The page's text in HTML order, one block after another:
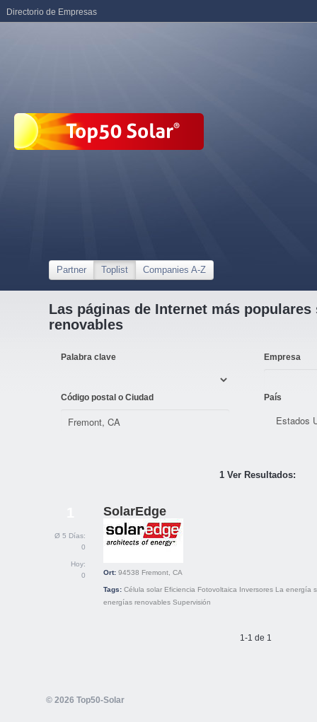
Partner Toplist Companies A-Z
Las páginas de Internet más populares
renovables
Palabra clave Empresa
Código postal o Ciudad País
1 Ver Resultados:
Ø 5 Días:
0
Hoy:
0
SolarEdge
Ort: 94538 Fremont, CA
Tags: Célula solar Eficiencia Fotovoltaica Inversores La energía
energías renovables Supervisión
1-1 de 1
© 2026 Top50-Solar
Directorio de Empresas